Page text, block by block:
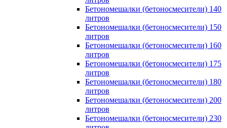
Бетономешалки (бетоносмесители) 140
литров
Бетономешалки (бетоносмесители) 150
литров
Бетономешалки (бетоносмесители) 160
литров
Бетономешалки (бетоносмесители) 175
литров
Бетономешалки (бетоносмесители) 180
литров
Бетономешалки (бетоносмесители) 200
литров
Бетономешалки (бетоносмесители) 230